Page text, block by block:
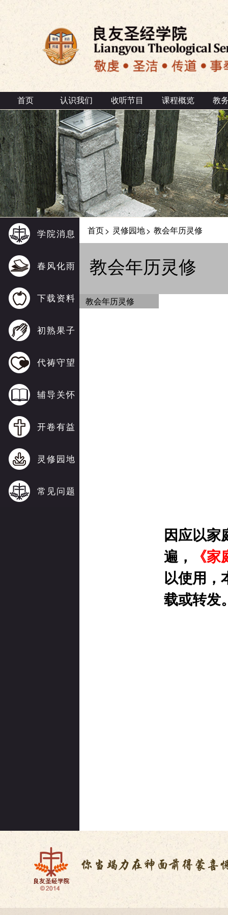
首页 认识我们 收听节目 课程概览 教
学院消息
春风化雨
下载资料
初熟果子
代祷守望
辅导关怀
开卷有益
灵修园地
常见问题
首页> 灵修园地> 教会年历灵修
教会年历灵修
教会年历灵修
因应以家
遍，
《
以使用，
载或转发